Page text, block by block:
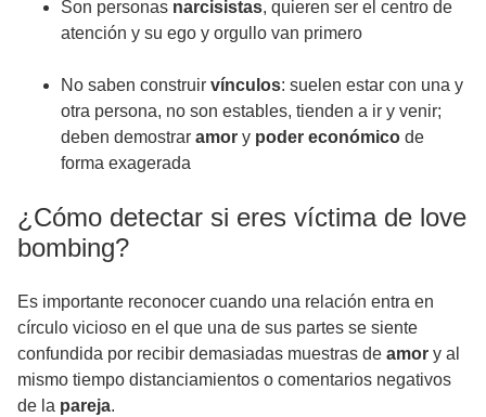
Son personas narcisistas, quieren ser el centro de
atención y su ego y orgullo van primero
No saben construir vínculos: suelen estar con una y
otra persona, no son estables, tienden a ir y venir;
deben demostrar amor y poder económico de
forma exagerada
¿Cómo detectar si eres víctima de love
bombing?
Es importante reconocer cuando una relación entra en
círculo vicioso en el que una de sus partes se siente
confundida por recibir demasiadas muestras de amor y al
mismo tiempo distanciamientos o comentarios negativos
de la pareja.